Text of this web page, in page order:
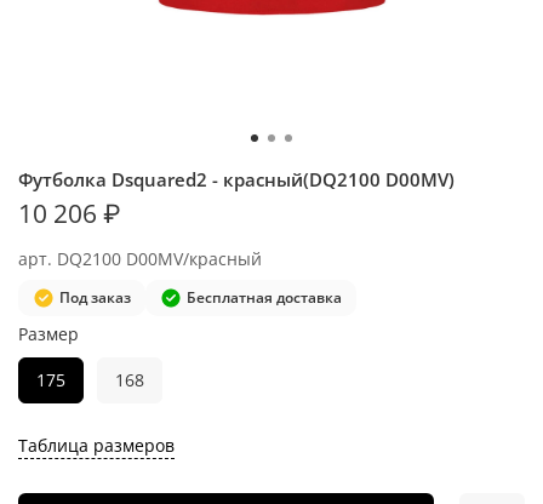
арт. DQ2100 D00MV/красный
Футболка Dsquared2 - красный(DQ2100 D00MV)
Под заказ Бесплатная доставка
10 206 ₽
Таблица размеров
Размер
175
168